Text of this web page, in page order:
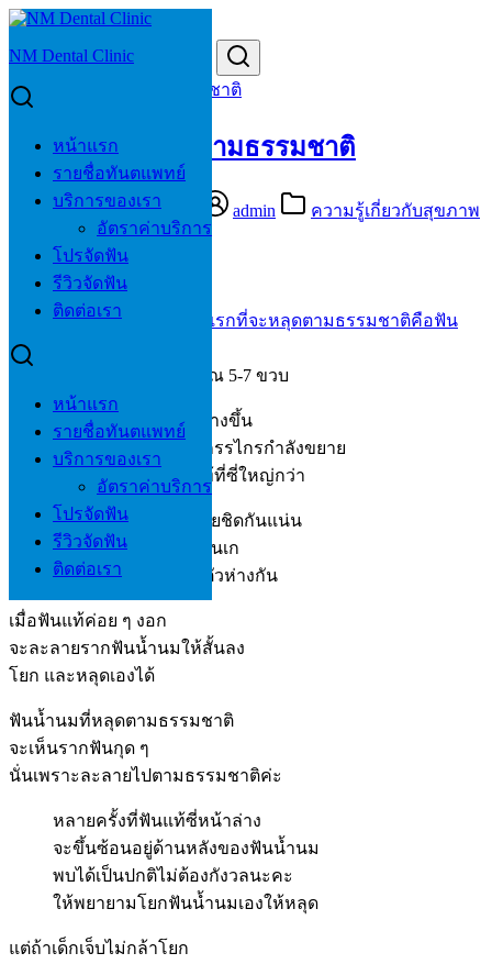
Skip
content
NM Dental Clinic
หน้าแรก
รายชื่อทันตแพทย์
บริการของเรา
อัตราค่าบริการ
โปรจัดฟัน
รีวิวจัดฟัน
ติดต่อเรา
หน้าแรก
รายชื่อทันตแพทย์
บริการของเรา
อัตราค่าบริการ
โปรจัดฟัน
รีวิวจัดฟัน
ติดต่อเรา
Search
for:
ฟันน้ำนมหลุดได้ตามธรรมชาติ
ฟันน้ำนมหลุดได้ตามธรรมชาติ
26/05/202626/05/2026 admin
ความรู้เกี่ยวกับสุขภาพ
โดยส่วนใหญ่#ฟันน้ำนมซี่แรกที่จะหลุดตามธรรมชาติคือฟัน
หน้าล่าง
โดยจะหลุดช่วงอายุประมาณ 5-7 ขวบ
หากสังเกตว่าลูกวัยนี้ดูฟันห่างขึ้น
นั่นคือแนวโน้มที่ดีกว่า ขากรรไกรกำลังขยาย
เพื่อเตรียมช่องว่างให้ฟันแท้ที่ซี่ใหญ่กว่า
แต่ถ้าลูกมีฟันน้ำนมเรียงสวยชิดกันแน่น
ก็มีโอกาสที่ฟันแท้จะขึ้นซ้อนเก
สูงกว่าเด็กที่ฟันน้ำนมเรียงตัวห่างกัน
เมื่อฟันแท้ค่อย ๆ งอก
จะละลายรากฟันน้ำนมให้สั้นลง
โยก และหลุดเองได้
ฟันน้ำนมที่หลุดตามธรรมชาติ
จะเห็นรากฟันกุด ๆ
นั่นเพราะละลายไปตามธรรมชาติค่ะ
หลายครั้งที่ฟันแท้ซี่หน้าล่าง
จะขึ้นซ้อนอยู่ด้านหลังของฟันน้ำนม
พบได้เป็นปกติไม่ต้องกังวลนะคะ
ให้พยายามโยกฟันน้ำนมเองให้หลุด
แต่ถ้าเด็กเจ็บไม่กล้าโยก